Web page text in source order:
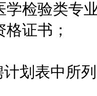
学检验类专
证书；
表中所列